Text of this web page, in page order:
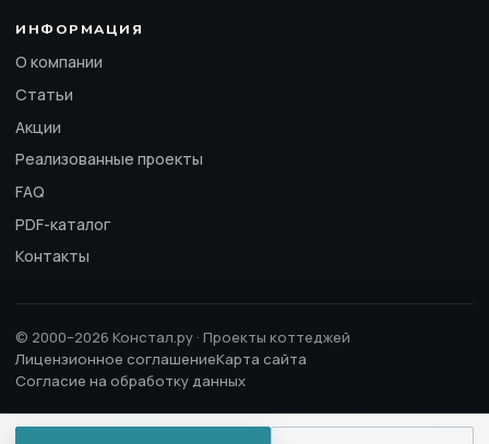
ИНФОРМАЦИЯ
О компании
Статьи
Акции
Реализованные проекты
FAQ
PDF-каталог
Контакты
© 2000–2026 Констал.ру · Проекты коттеджей
Лицензионное соглашениеКарта сайта
Согласие на обработку данных
Сайт носит информационный характер и не является публичной